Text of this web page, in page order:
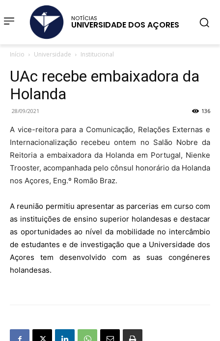
NOTÍCIAS
UNIVERSIDADE DOS AÇORES
Início Universidade Institucional
UAc recebe embaixadora da
Holanda
28/09/2021 136
A vice-reitora para a Comunicação, Relações Externas e
Internacionalização recebeu ontem no Salão Nobre da
Reitoria a embaixadora da Holanda em Portugal, Nienke
Trooster, acompanhada pelo cônsul honorário da Holanda
nos Açores, Eng.º Romão Braz.
A reunião permitiu apresentar as parcerias em curso com
as instituições de ensino superior holandesas e destacar
as oportunidades ao nível da mobilidade no intercâmbio
de estudantes e de investigação que a Universidade dos
Açores tem desenvolvido com as suas congéneres
holandesas.